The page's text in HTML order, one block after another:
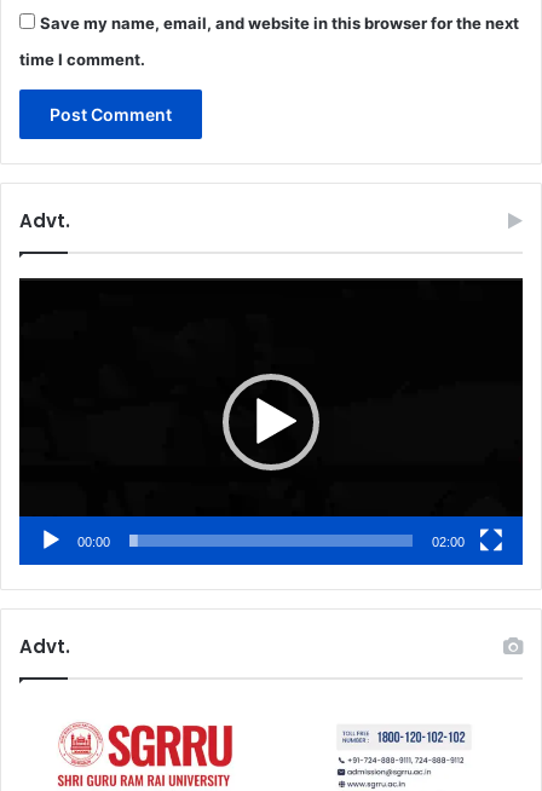
Save my name, email, and website in this browser for the next
time I comment.
Advt.
00:00 02:00
Advt.